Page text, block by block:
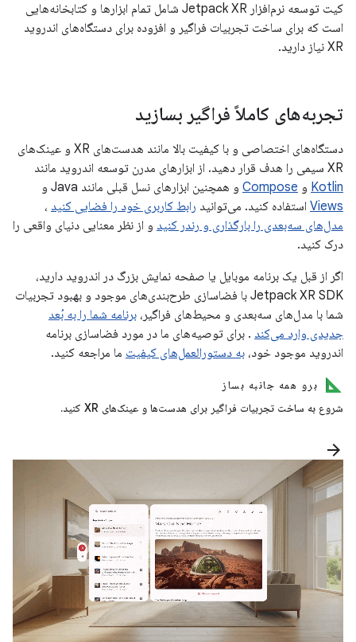
کیت توسعه نرم‌افزار Jetpack XR شامل تمام ابزارها و کتابخانه‌هایی
است که برای ساخت تجربیات فراگیر و افزوده برای دستگاه‌های اندروید
XR نیاز دارید.
تجربه‌های کاملاً فراگیر بسازید
دستگاه‌های اختصاصی و با کیفیت بالا مانند هدست‌های XR و عینک‌های
XR سیمی را هدف قرار دهید. از ابزارهای مدرن توسعه اندروید مانند
Kotlin و Compose و همچنین ابزارهای نسل قبلی مانند Java و
Views استفاده کنید. می‌توانید رابط کاربری خود را فضایی کنید ،
مدل‌های سه‌بعدی را بارگذاری و رندر کنید و از نظر معنایی دنیای واقعی را
درک کنید.
اگر از قبل یک برنامه موبایل یا صفحه نمایش بزرگ در اندروید دارید،
Jetpack XR SDK با فضاسازی طرح‌بندی‌های موجود و بهبود تجربیات
شما با مدل‌های سه‌بعدی و محیط‌های فراگیر، برنامه شما را به بُعد
جدیدی وارد می‌کند . برای توصیه‌های ما در مورد فضاسازی برنامه
اندروید موجود خود، به دستورالعمل‌های کیفیت ما مراجعه کنید.
برو همه جانبه بساز
شروع به ساخت تجربیات فراگیر برای هدست‌ها و عینک‌های XR کنید.
arrow_forward